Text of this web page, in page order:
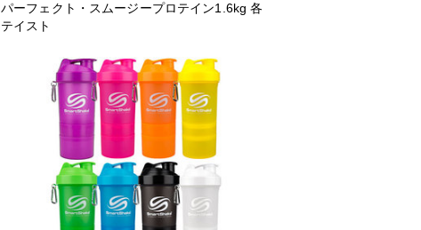
パーフェクト・スムージープロテイン1.6kg 各
テイスト